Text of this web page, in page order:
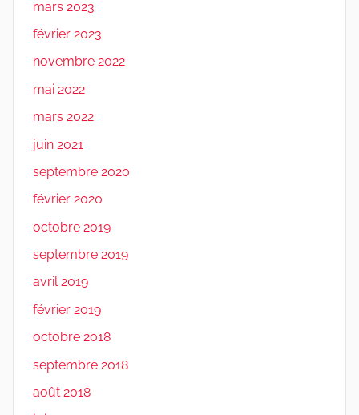
mars 2023
février 2023
novembre 2022
mai 2022
mars 2022
juin 2021
septembre 2020
février 2020
octobre 2019
septembre 2019
avril 2019
février 2019
octobre 2018
septembre 2018
août 2018